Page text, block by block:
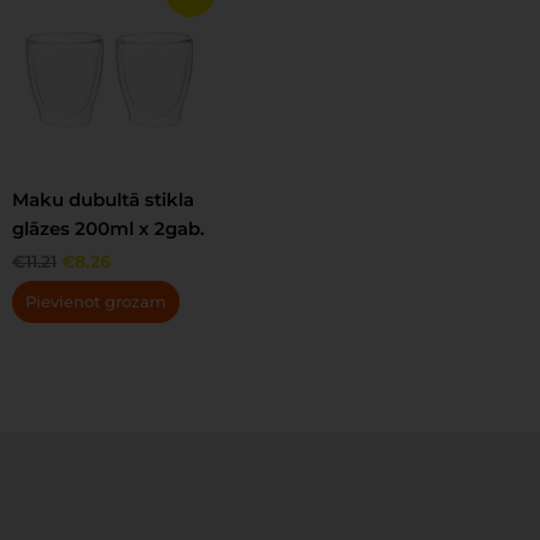
Maku dubultā stikla
glāzes 200ml x 2gab.
€11.21 €8.26
Pievienot grozam